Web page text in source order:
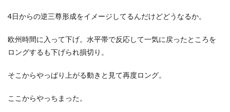
4日からの逆三尊形成をイメージしてるんだけどどうなるか。
欧州時間に入って下げ。水平帯で反応して一気に戻ったところを
ロングするも下げられ損切り。
そこからやっぱり上がる動きと見て再度ロング。
ここからやっちまった。